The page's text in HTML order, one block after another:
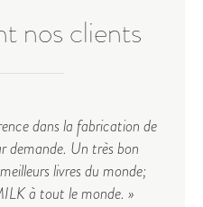
nos clients
dans la fabrication de
demande. Un très bon
livres du monde;
à tout le monde. »